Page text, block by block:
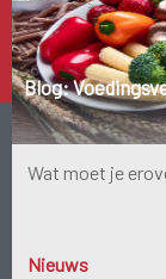
Populaire
Blog:
Wat moet je
Nieuws